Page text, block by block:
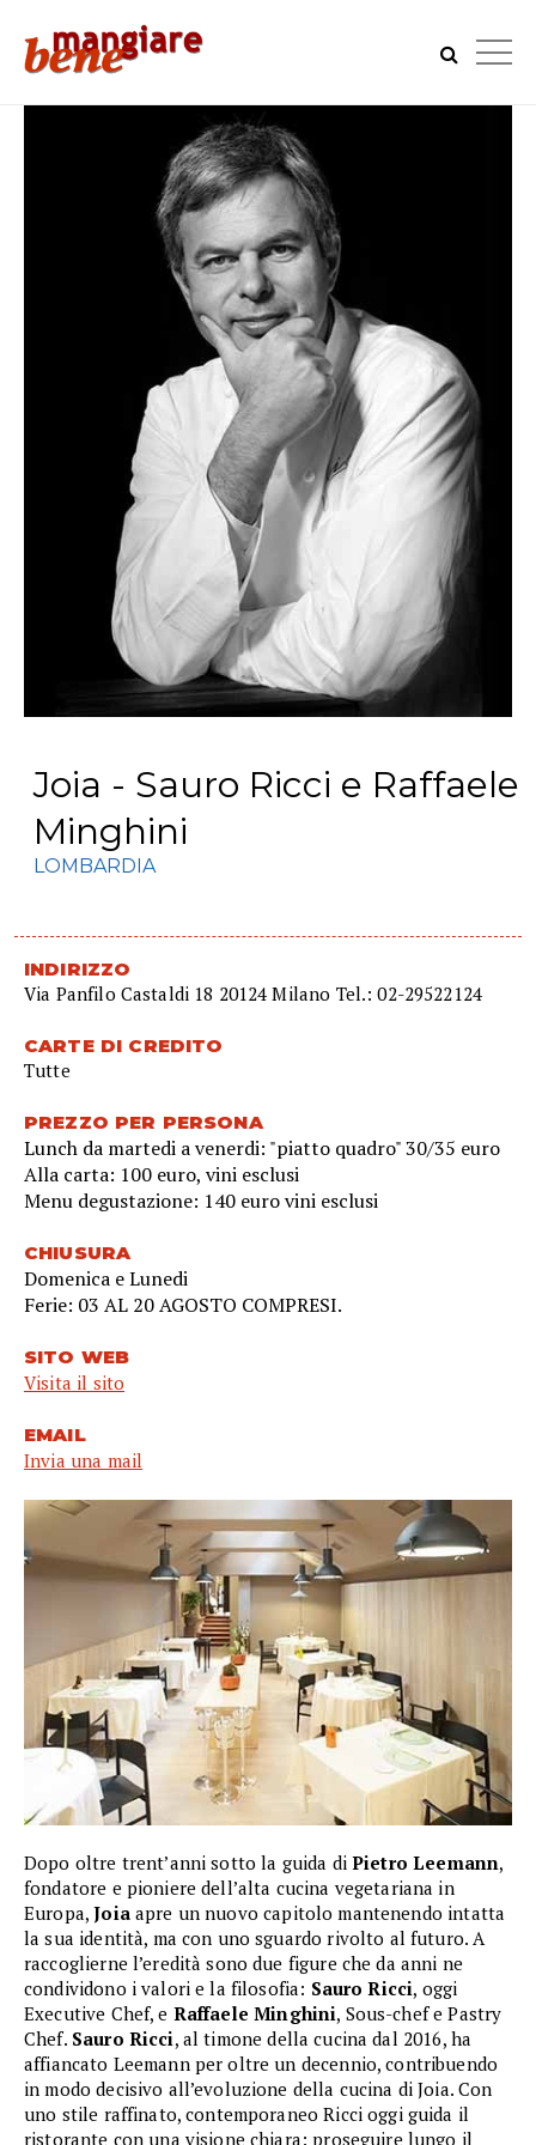
Joia - Sauro Ricci e Raffaele
Minghini
LOMBARDIA
INDIRIZZO
Via Panfilo Castaldi 18 20124 Milano Tel.: 02-29522124
CARTE DI CREDITO
Tutte
PREZZO PER PERSONA
Lunch da martedi a venerdi: "piatto quadro" 30/35 euro
Alla carta: 100 euro, vini esclusi
Menu degustazione: 140 euro vini esclusi
CHIUSURA
Domenica e Lunedi
Ferie: 03 AL 20 AGOSTO COMPRESI.
SITO WEB
Visita il sito
EMAIL
Invia una mail
Dopo oltre trent’anni sotto la guida di Pietro Leemann,
fondatore e pioniere dell’alta cucina vegetariana in
Europa,Joiaapre un nuovo capitolo mantenendo intatta
la sua identità, ma con uno sguardo rivolto al futuro. A
raccoglierne l’eredità sono due figure che da anni ne
condividono i valori e la filosofia: Sauro Ricci, oggi
Executive Chef, e Raffaele Minghini, Sous-chef e Pastry
Chef. Sauro Ricci, al timone della cucina dal 2016, ha
affiancato Leemann per oltre un decennio, contribuendo
in modo decisivo all’evoluzione della cucina di Joia. Con
uno stile raffinato, contemporaneo Ricci oggi guida il
ristorante con una visione chiara: proseguire lungo il